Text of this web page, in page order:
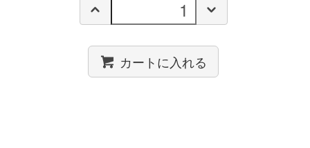
カートに入れる